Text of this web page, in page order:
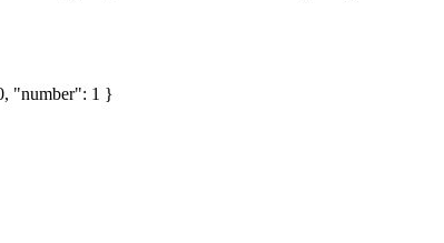
"number": 1 }